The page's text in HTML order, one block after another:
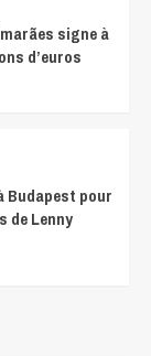
signe à
d’euros
Budapest pour
de Lenny